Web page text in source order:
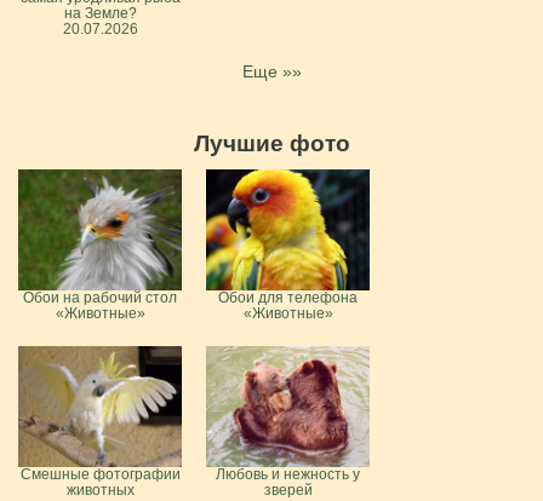
на Земле?
20.07.2026
Еще »»
Лучшие фото
Обои на рабочий стол
«Животные»
Обои для телефона
«Животные»
Смешные фотографии
животных
Любовь и нежность у
зверей